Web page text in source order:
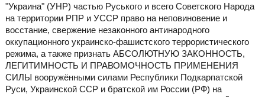
"Украина" (УНР) частью Руського и всего Советского Народа
на территории РПР и УССР право на неповиновение и
восстание, свержение незаконного антинародного
оккупационного украинско-фашистского террористического
режима, а также признать АБСОЛЮТНУЮ ЗАКОННОСТЬ,
ЛЕГИТИМНОСТЬ И ПРАВОМОЧНОСТЬ ПРИМЕНЕНИЯ
СИЛЫ вооружёнными силами Республики Подкарпатской
Руси, Украинской ССР и братской им России (РФ) на